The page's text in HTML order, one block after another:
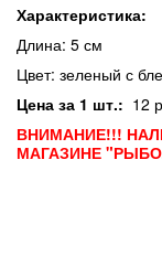
Характеристика:
Длина: 5 см
Цвет: зеленый с
Цена за 1 шт.: 12
ВНИМАНИЕ!!!
МАГАЗИНЕ